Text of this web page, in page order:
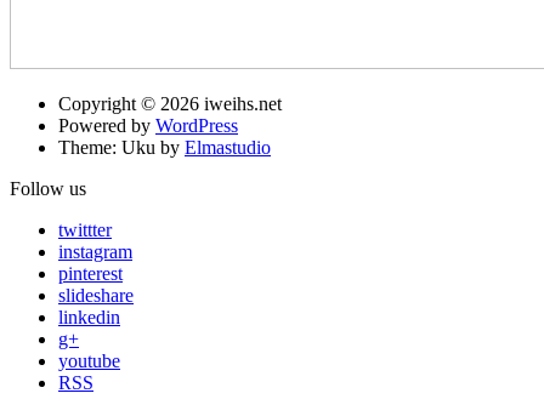
Copyright © 2026 iweihs.net
Powered by WordPress
Theme: Uku by Elmastudio
Follow us
twittter
instagram
pinterest
slideshare
linkedin
g+
youtube
RSS